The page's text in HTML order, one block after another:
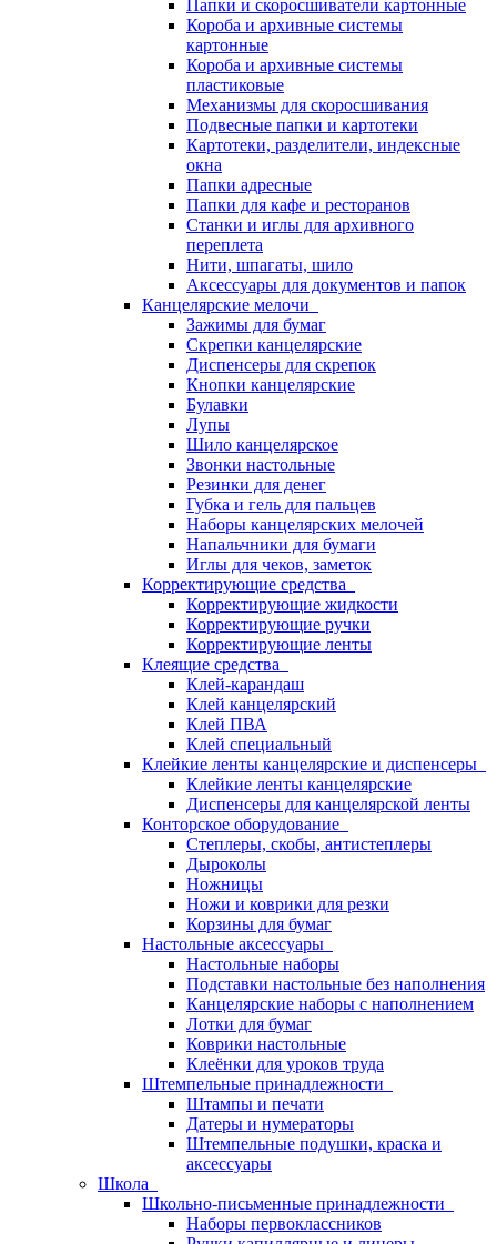
Папки и скоросшиватели картонные
Короба и архивные системы
картонные
Короба и архивные системы
пластиковые
Механизмы для скоросшивания
Подвесные папки и картотеки
Картотеки, разделители, индексные
окна
Папки адресные
Папки для кафе и ресторанов
Станки и иглы для архивного
переплета
Нити, шпагаты, шило
Аксессуары для документов и папок
Канцелярские мелочи
Зажимы для бумаг
Скрепки канцелярские
Диспенсеры для скрепок
Кнопки канцелярские
Булавки
Лупы
Шило канцелярское
Звонки настольные
Резинки для денег
Губка и гель для пальцев
Наборы канцелярских мелочей
Напальчники для бумаги
Иглы для чеков, заметок
Корректирующие средства
Корректирующие жидкости
Корректирующие ручки
Корректирующие ленты
Клеящие средства
Клей-карандаш
Клей канцелярский
Клей ПВА
Клей специальный
Клейкие ленты канцелярские и диспенсеры
Клейкие ленты канцелярские
Диспенсеры для канцелярской ленты
Конторское оборудование
Степлеры, скобы, антистеплеры
Дыроколы
Ножницы
Ножи и коврики для резки
Корзины для бумаг
Настольные аксессуары
Настольные наборы
Подставки настольные без наполнения
Канцелярские наборы с наполнением
Лотки для бумаг
Коврики настольные
Клеёнки для уроков труда
Штемпельные принадлежности
Штампы и печати
Датеры и нумераторы
Штемпельные подушки, краска и
аксессуары
Школа
Школьно-письменные принадлежности
Наборы первоклассников